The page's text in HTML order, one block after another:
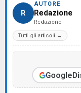
R
AUTORE
Redazione
Redazione
Tutti gli articoli →
Google